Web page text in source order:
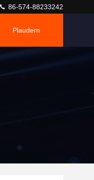
86-574-88233242
Plaudern